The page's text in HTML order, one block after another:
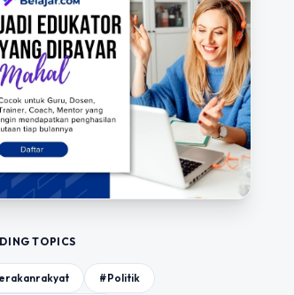
TOPICS
#Politik